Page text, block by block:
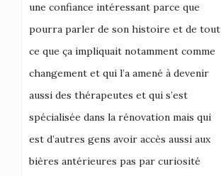
une confiance intéressant parce que
pourra parler de son histoire et de tout
ce que ça impliquait notamment comme
changement et qui l’a amené à devenir
aussi des thérapeutes et qui s’est
spécialisée dans la rénovation mais qui
est d’autres gens avoir accès aussi aux
bières antérieures pas par curiosité